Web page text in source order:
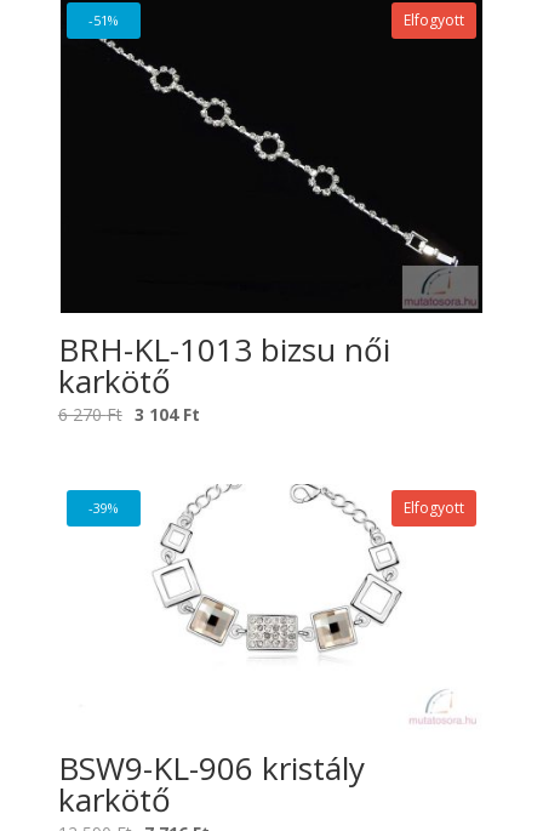
-51% Elfogyott
BRH-KL-1013 bizsu női
karkötő
6 270Ft Original
6
270 Ft.
3 104 Ft
3
-39% Elfogyott
BSW9-KL-906 kristály
karkötő